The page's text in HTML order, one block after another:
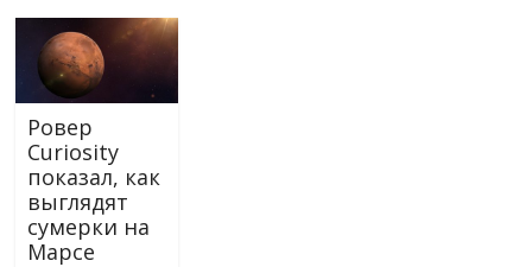
Ровер
Curiosity
показал, как
выглядят
сумерки на
Марсе